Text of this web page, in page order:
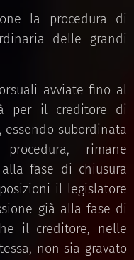
la procedura di
delle grandi
avviate fino al
per il creditore di
subordinata
rimane
fase di chiusura
il legislatore
già alla fase di
il creditore, nelle
non sia gravato